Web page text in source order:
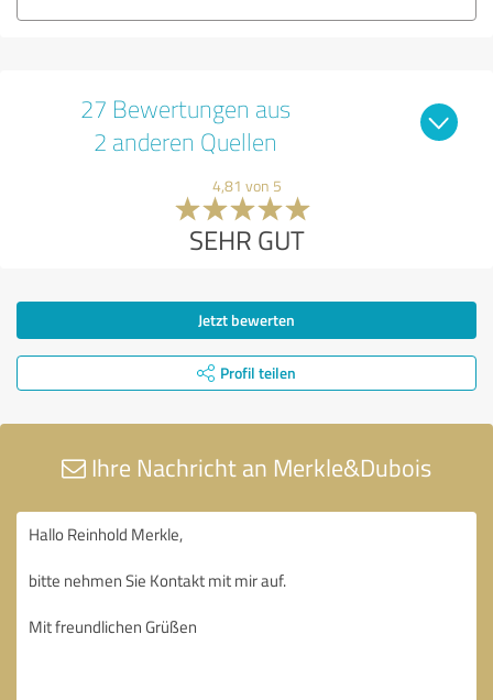
27 Bewertungen aus
2 anderen Quellen
4,81 von 5
SEHR GUT
Jetzt bewerten
Profil teilen
Ihre Nachricht an Merkle&Dubois